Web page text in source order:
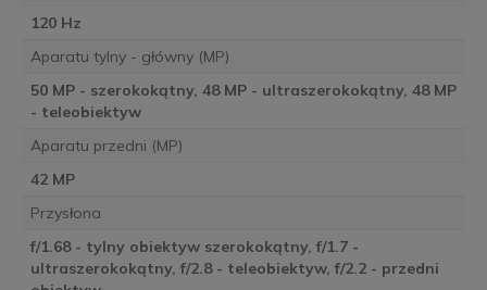
120 Hz
Aparatu tylny - główny (MP)
50 MP - szerokokątny, 48 MP - ultraszerokokątny, 48 MP
- teleobiektyw
Aparatu przedni (MP)
42 MP
Przysłona
f/1.68 - tylny obiektyw szerokokątny, f/1.7 -
ultraszerokokątny, f/2.8 - teleobiektyw, f/2.2 - przedni